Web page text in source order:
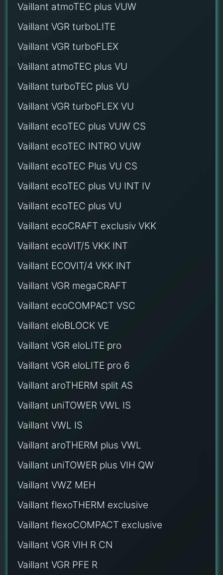
Vaillant atmoTEC plus VUW
Vaillant VGR turboLITE
Vaillant VGR turboFLEX
Vaillant atmoTEC plus VU
Vaillant turboTEC plus VU
Vaillant VGR turboFLEX VU
Vaillant ecoTEC plus VUW CS
Vaillant ecoTEC INTRO VUW
Vaillant ecoTEC Plus VU CS
Vaillant ecoTEC plus VU INT IV
Vaillant ecoTEC plus VU
Vaillant ecoCRAFT exclusiv VKK
Vaillant ecoVIT/5 VKK INT
Vaillant ECOVIT/4 VKK INT
Vaillant VGR megaCRAFT
Vaillant ecoCOMPACT VSC
Vaillant eloBLOCK VE
Vaillant VGR eloLITE pro
Vaillant VGR eloLITE pro 6
Vaillant aroTHERM split AS
Vaillant uniTOWER VWL IS
Vaillant VWL IS
Vaillant aroTHERM plus VWL
Vaillant uniTOWER plus VIH QW
Vaillant VWZ MEH
Vaillant flexoTHERM exclusive
Vaillant flexoCOMPACT exclusive
Vaillant VGR VIH R CN
Vaillant VGR PFE R